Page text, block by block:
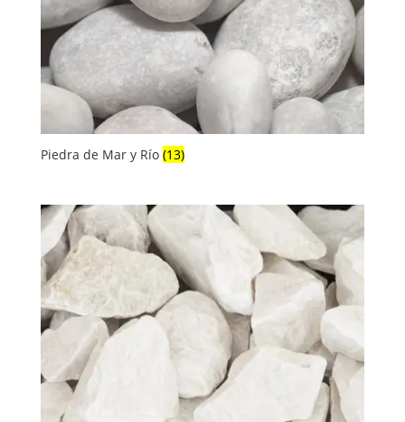
Piedra de Mar y Río (13)